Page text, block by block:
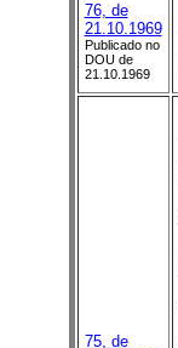
76, de
21.10.1969
Publicado no
DOU de
21.10.1969
75, de